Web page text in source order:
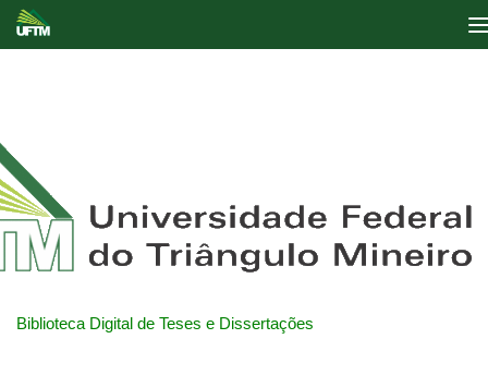
Biblioteca Digital de Teses e Dissertações